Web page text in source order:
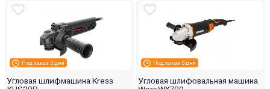
Под заказ 3 дня
Угловая шлифмашина Kress
Под заказ 3 дня
Угловая шлифовальная машина